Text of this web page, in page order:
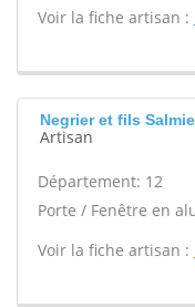
Voir la fiche artisan :
Negrier et fils
Artisan
Département: 12
Porte / Fenêtre en
Voir la fiche artisan :